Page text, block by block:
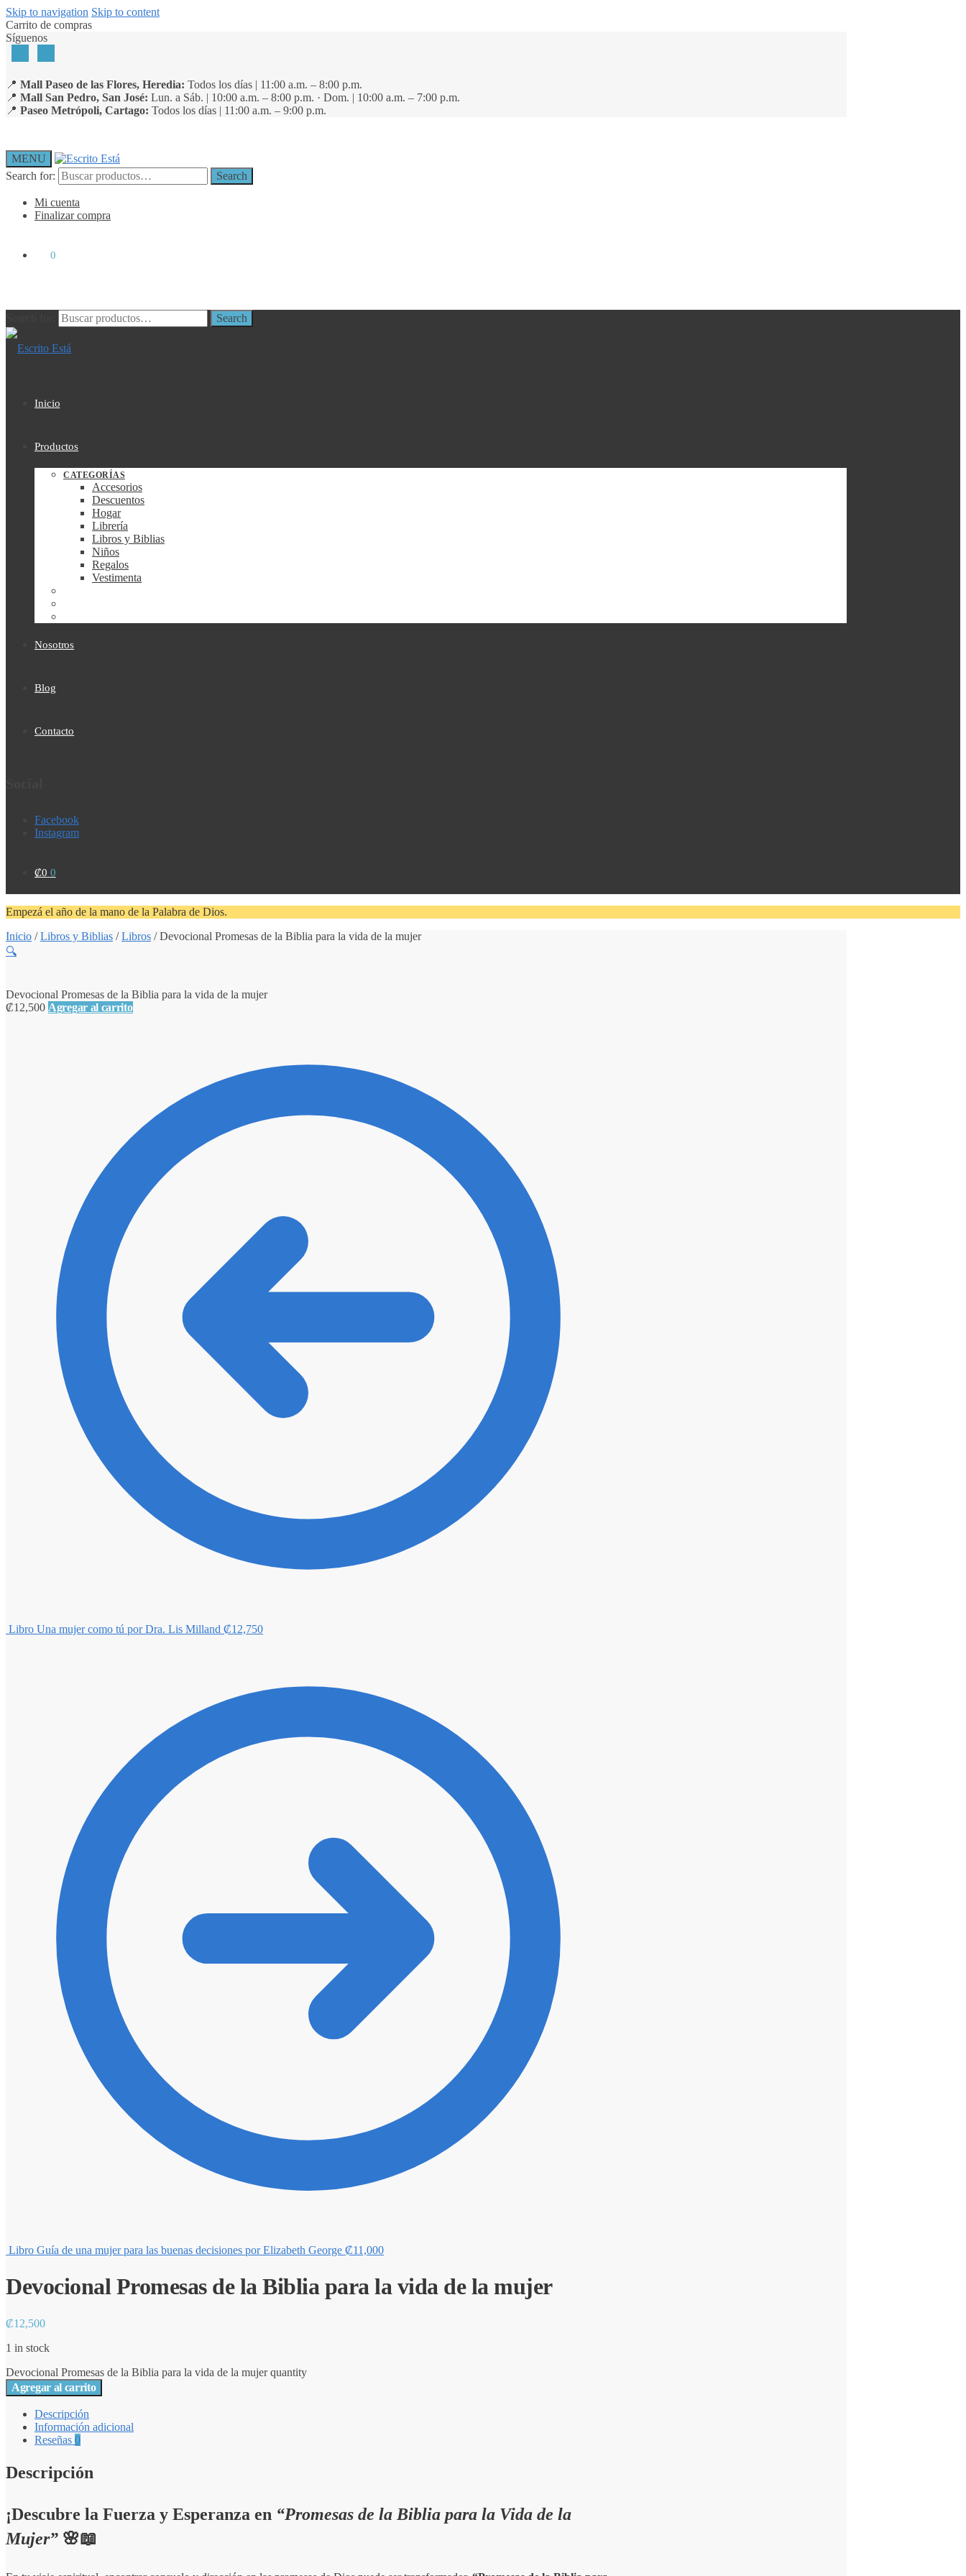
Skip to navigation Skip to content
Carrito de compras
Síguenos
📍 Mall Paseo de las Flores, Heredia: Todos los días | 11:00 a.m. – 8:00 p.m.
📍 Mall San Pedro, San José: Lun. a Sáb. | 10:00 a.m. – 8:00 p.m. · Dom. | 10:00 a.m. – 7:00 p.m.
📍 Paseo Metrópoli, Cartago: Todos los días | 11:00 a.m. – 9:00 p.m.
MENU
Search for:
Search
Mi cuenta
Finalizar compra
0
Search
Inicio
Productos
CATEGORÍAS
Accesorios
Descuentos
Hogar
Librería
Libros y Biblias
Niños
Regalos
Vestimenta
Nosotros
Blog
Contacto
Facebook
Instagram
₡0 0
Empezá el año de la mano de la Palabra de Dios.
Inicio /Libros y Biblias /Libros /Devocional Promesas de la Biblia para la vida de la mujer
🔍
Devocional Promesas de la Biblia para la vida de la mujer
₡12,500 Agregar al carrito
Libro Una mujer como tú por Dra. Lis Milland ₡12,750
Libro Guía de una mujer para las buenas decisiones por Elizabeth George ₡11,000
Devocional Promesas de la Biblia para la vida de la mujer
₡12,500
1 in stock
Devocional Promesas de la Biblia para la vida de la mujer quantity
Agregar al carrito
Descripción
Información adicional
Reseñas 0
Descripción
¡Descubre la Fuerza y Esperanza en “Promesas de la Biblia para la Vida de la
Mujer” 🌸📖